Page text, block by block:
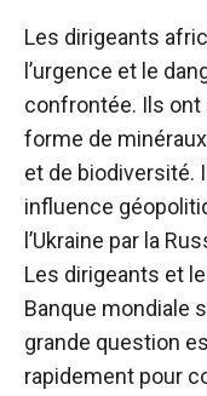
Les dirigeants
l’urgence et le
confrontée. Ils
forme de
et de biodiversité.
influence
l’Ukraine par la
Les dirigeants et
Banque mondiale
grande question
rapidement pour